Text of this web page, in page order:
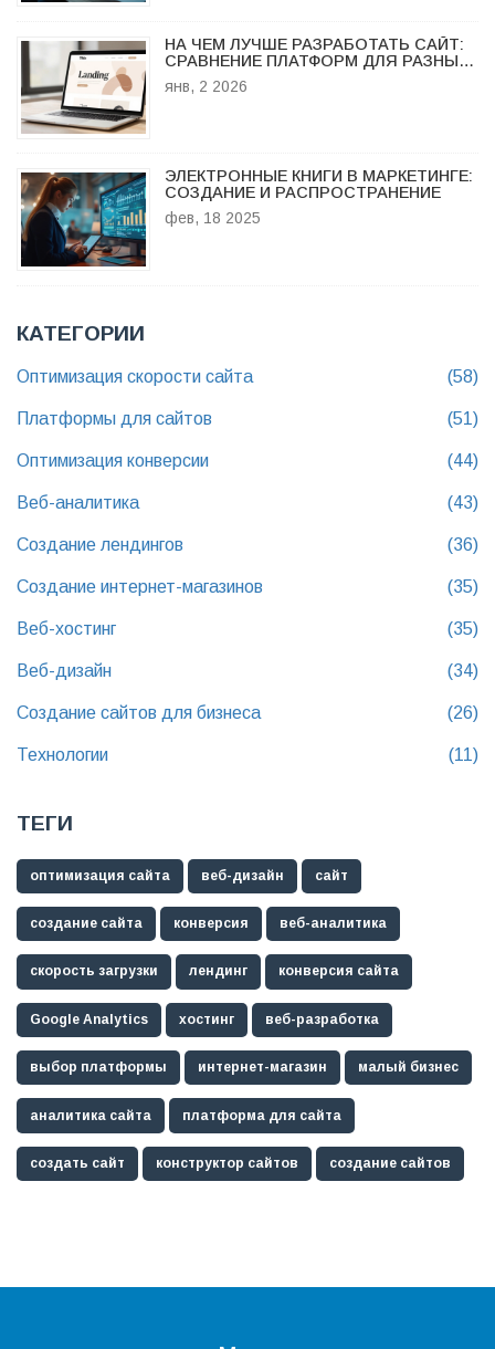
НА ЧЕМ ЛУЧШЕ РАЗРАБОТАТЬ САЙТ:
СРАВНЕНИЕ ПЛАТФОРМ ДЛЯ РАЗНЫХ
ЗАДАЧ
янв, 2 2026
ЭЛЕКТРОННЫЕ КНИГИ В МАРКЕТИНГЕ:
СОЗДАНИЕ И РАСПРОСТРАНЕНИЕ
фев, 18 2025
КАТЕГОРИИ
Оптимизация скорости сайта (58)
Платформы для сайтов (51)
Оптимизация конверсии (44)
Веб-аналитика (43)
Создание лендингов (36)
Создание интернет-магазинов (35)
Веб-хостинг (35)
Веб-дизайн (34)
Создание сайтов для бизнеса (26)
Технологии (11)
ТЕГИ
оптимизация сайта веб-дизайн сайт
создание сайта конверсия веб-аналитика
скорость загрузки лендинг конверсия сайта
Google Analytics хостинг веб-разработка
выбор платформы интернет-магазин малый бизнес
аналитика сайта платформа для сайта
создать сайт конструктор сайтов создание сайтов